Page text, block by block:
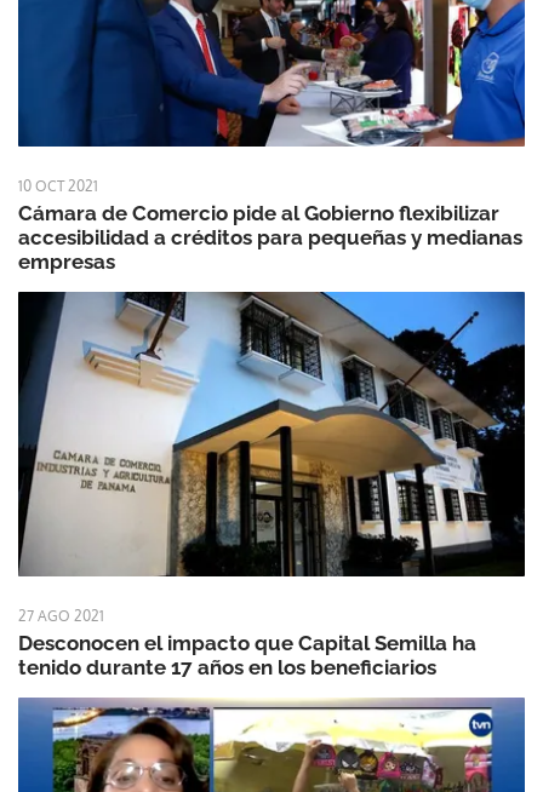
10 OCT 2021
Cámara de Comercio pide al Gobierno flexibilizar
accesibilidad a créditos para pequeñas y medianas
empresas
27 AGO 2021
Desconocen el impacto que Capital Semilla ha
tenido durante 17 años en los beneficiarios